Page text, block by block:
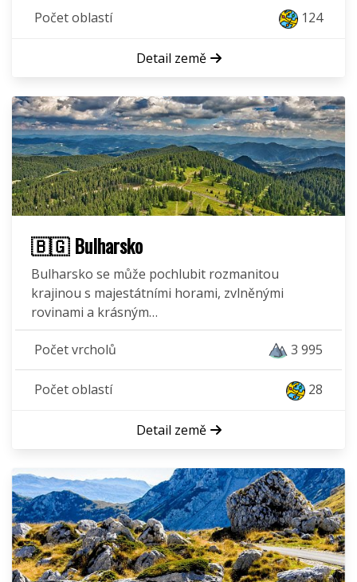
Počet oblastí 124
Detail země
🇧🇬 Bulharsko
Bulharsko se může pochlubit rozmanitou
krajinou s majestátními horami, zvlněnými
rovinami a krásným…
Počet vrcholů 3 995
Počet oblastí 28
Detail země